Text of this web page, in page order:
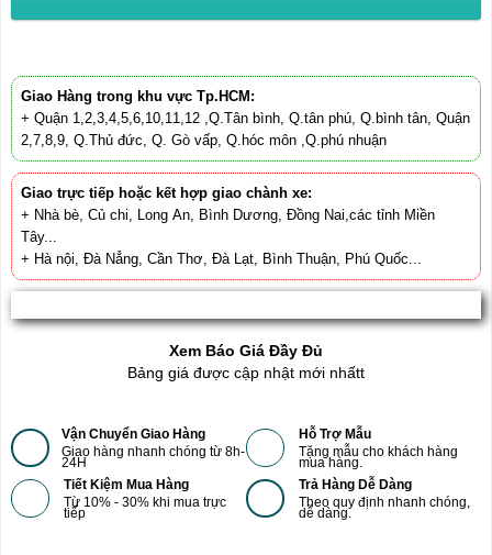
Giao Hàng trong khu vực Tp.HCM:
+ Quận 1,2,3,4,5,6,10,11,12 ,Q.Tân bình, Q.tân phú, Q.bình tân, Quận
2,7,8,9, Q.Thủ đức, Q. Gò vấp, Q.hóc môn ,Q.phú nhuận
Giao trực tiếp hoặc kết hợp giao chành xe:
+ Nhà bè, Củ chi, Long An, Bình Dương, Đồng Nai,các tỉnh Miền
Tây...
+ Hà nội, Đà Nẳng, Cần Thơ, Đà Lạt, Bình Thuận, Phú Quốc...
Xem Báo Giá Đầy Đủ
Bảng giá được cập nhật mới nhấtt
Vận Chuyển Giao Hàng
Giao hàng nhanh chóng từ 8h-
24H
Hỗ Trợ Mẫu
Tặng mẫu cho khách hàng
mua hàng.
Tiết Kiệm Mua Hàng
Từ 10% - 30% khi mua trực
tiếp
Trả Hàng Dễ Dàng
Theo quy định nhanh chóng,
dễ dàng.